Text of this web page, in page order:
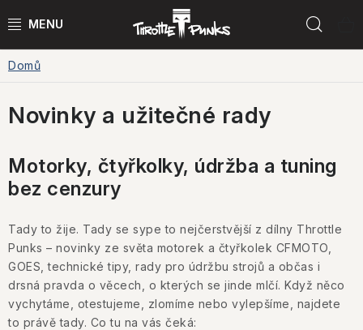
na
POWER KIT
ČTYŘKOLKY
MOTORKY
MOTO PŘÍSLUŠENSTVÍ
MERCH
Testovací jízdy
Domů
Novinky a užitečné rady
Motorky, čtyřkolky, údržba a tuning
bez cenzury
Tady to žije. Tady se sype to nejčerstvější z dílny Throttle
Punks – novinky ze světa motorek a čtyřkolek CFMOTO,
GOES, technické tipy, rady pro údržbu strojů a občas i
drsná pravda o věcech, o kterých se jinde mlčí. Když něco
vychytáme, otestujeme, zlomíme nebo vylepšíme, najdete
to právě tady. Co tu na vás čeká: